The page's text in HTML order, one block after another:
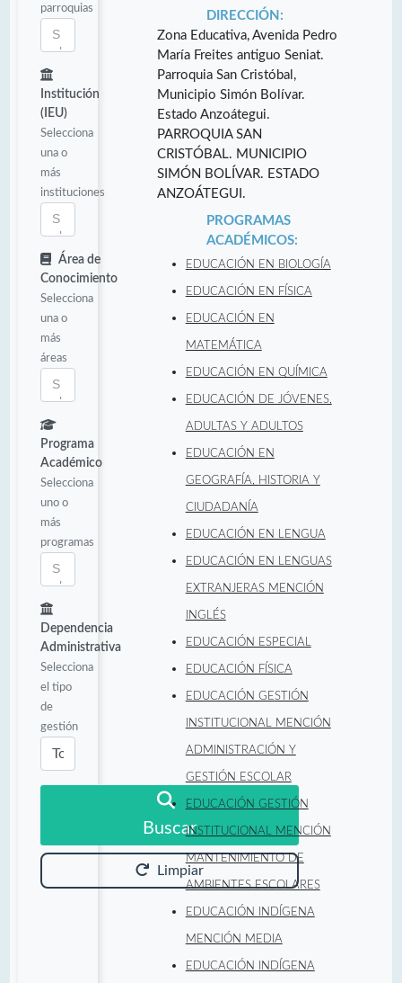
parroquias
Institución
(IEU)
Selecciona
una o
más
instituciones
Área de
Conocimiento
Selecciona
una o
más
áreas
Programa
Académico
Selecciona
uno o
más
programas
Dependencia
Administrativa
Selecciona
el tipo
de
gestión
Buscar
Limpiar
DIRECCIÓN:
Zona Educativa, Avenida Pedro
María Freites antiguo Seniat.
Parroquia San Cristóbal,
Municipio Simón Bolívar.
Estado Anzoátegui.
PARROQUIA SAN
CRISTÓBAL. MUNICIPIO
SIMÓN BOLÍVAR. ESTADO
ANZOÁTEGUI.
PROGRAMAS
ACADÉMICOS:
EDUCACIÓN EN BIOLOGÍA
EDUCACIÓN EN FÍSICA
EDUCACIÓN EN
MATEMÁTICA
EDUCACIÓN EN QUÍMICA
EDUCACIÓN DE JÓVENES,
ADULTAS Y ADULTOS
EDUCACIÓN EN
GEOGRAFÍA, HISTORIA Y
CIUDADANÍA
EDUCACIÓN EN LENGUA
EDUCACIÓN EN LENGUAS
EXTRANJERAS MENCIÓN
INGLÉS
EDUCACIÓN ESPECIAL
EDUCACIÓN FÍSICA
EDUCACIÓN GESTIÓN
INSTITUCIONAL MENCIÓN
ADMINISTRACIÓN Y
GESTIÓN ESCOLAR
EDUCACIÓN GESTIÓN
INSTITUCIONAL MENCIÓN
MANTENIMIENTO DE
AMBIENTES ESCOLARES
EDUCACIÓN INDÍGENA
MENCIÓN MEDIA
EDUCACIÓN INDÍGENA